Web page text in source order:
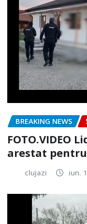
BREAKING NEWS
FOTO.VIDEO
arestat
clujazi iun.